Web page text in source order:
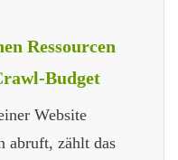
Ressourcen
Budget
Website
abruft, zählt das